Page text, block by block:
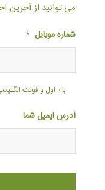
می توانید از آخرین
شماره موبایل *
با ۰ اول و فونت انگلیسی لطفا!
آدرس ایمیل شما